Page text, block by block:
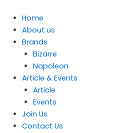
content
Home
About us
Brands
Bizarre
Napoleon
Article & Events
Article
Events
Join Us
Contact Us